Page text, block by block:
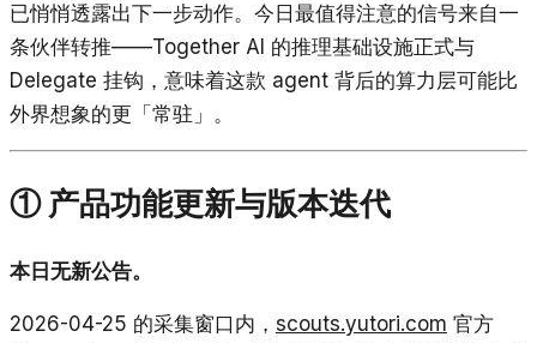
已悄悄透露出下一步动作。今日最值得注意的信号来自一
条伙伴转推——Together AI 的推理基础设施正式与
Delegate 挂钩，意味着这款 agent 背后的算力层可能比
外界想象的更「常驻」。
① 产品功能更新与版本迭代
本日无新公告。
2026-04-25 的采集窗口内， scouts.yutori.com 官方